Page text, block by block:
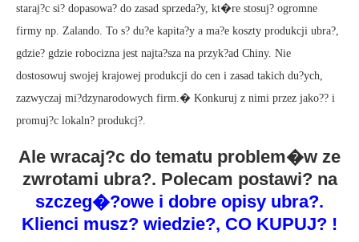
staraj?c si? dopasowa? do zasad sprzeda?y, kt�re stosuj? ogromne
firmy np. Zalando. To s? du?e kapita?y a ma?e koszty produkcji ubra?,
gdzie? gdzie robocizna jest najta?sza na przyk?ad Chiny. Nie
dostosowuj swojej krajowej produkcji do cen i zasad takich du?ych,
zazwyczaj mi?dzynarodowych firm.� Konkuruj z nimi przez jako?? i
promuj?c lokaln? produkcj?.
Ale wracaj?c do tematu problem�w ze
zwrotami ubra?. Polecam postawi? na
szczeg�?owe i dobre opisy ubra?.
Klienci musz? wiedzie?, CO KUPUJ? !